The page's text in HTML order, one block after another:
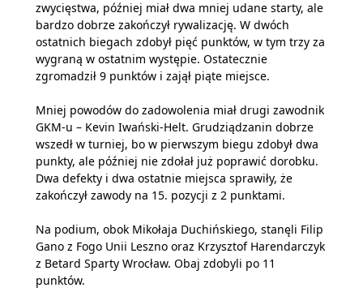
zwycięstwa, później miał dwa mniej udane starty, ale
bardzo dobrze zakończył rywalizację. W dwóch
ostatnich biegach zdobył pięć punktów, w tym trzy za
wygraną w ostatnim występie. Ostatecznie
zgromadził 9 punktów i zajął piąte miejsce.
Mniej powodów do zadowolenia miał drugi zawodnik
GKM-u – Kevin Iwański-Helt. Grudziądzanin dobrze
wszedł w turniej, bo w pierwszym biegu zdobył dwa
punkty, ale później nie zdołał już poprawić dorobku.
Dwa defekty i dwa ostatnie miejsca sprawiły, że
zakończył zawody na 15. pozycji z 2 punktami.
Na podium, obok Mikołaja Duchińskiego, stanęli Filip
Gano z Fogo Unii Leszno oraz Krzysztof Harendarczyk
z Betard Sparty Wrocław. Obaj zdobyli po 11
punktów.